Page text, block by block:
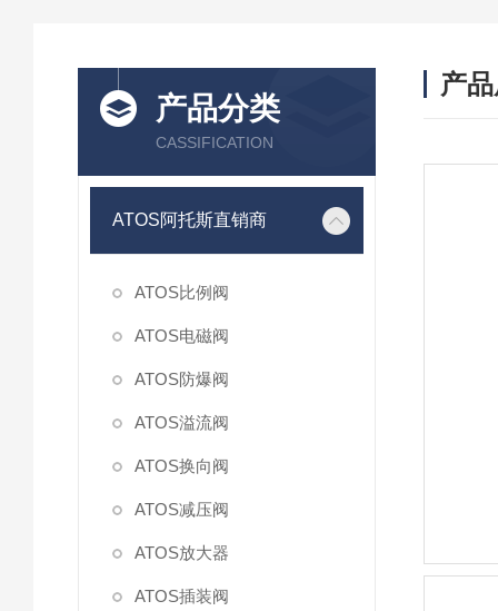
产品分类
CASSIFICATION
ATOS阿托斯直销商
ATOS比例阀
ATOS电磁阀
ATOS防爆阀
ATOS溢流阀
ATOS换向阀
ATOS减压阀
ATOS放大器
ATOS插装阀
产